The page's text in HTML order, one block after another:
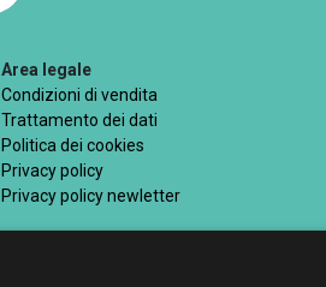
Area legale
Condizioni di vendita
Trattamento dei dati
Politica dei cookies
Privacy policy
Privacy policy newletter